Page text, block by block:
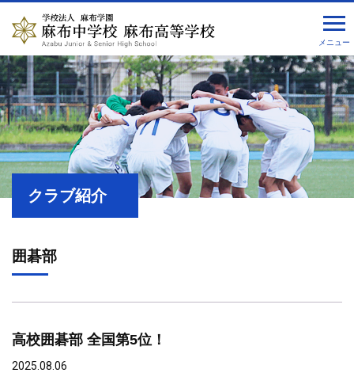
メニュー
クラブ紹介
囲碁部
高校囲碁部 全国第5位！
2025.08.06